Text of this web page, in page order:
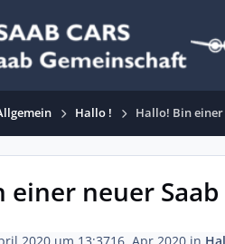
Hallo ! Hallo! Bin einer
einer neuer